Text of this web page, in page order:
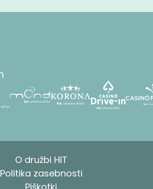
O družbi HIT
Politika zasebnosti